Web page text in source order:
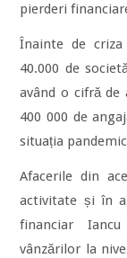
pierderi
Înainte de criza
40.000 de
având o cifră
400 000 de
situația
Afacerile din
activitate și în
financiar
vânzărilor la